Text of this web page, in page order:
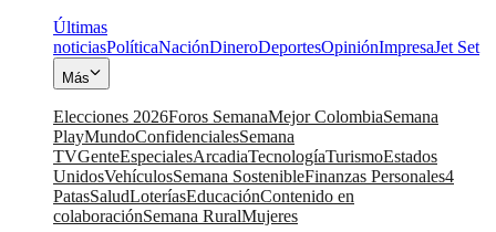
Últimas
noticiasPolíticaNaciónDineroDeportesOpiniónImpresaJet Set
Más
Elecciones 2026Foros SemanaMejor ColombiaSemana
PlayMundoConfidencialesSemana
TVGenteEspecialesArcadiaTecnologíaTurismoEstados
UnidosVehículosSemana SostenibleFinanzas Personales4
PatasSaludLoteríasEducaciónContenido en
colaboraciónSemana RuralMujeres